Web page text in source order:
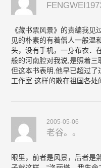
《藏书票风景》的责编我
见的朴素的有着僧人一般温
头，没有手机，一身布衣．
般的河南腔对我说,是照着三
但这本书表明,他早已超过
工作室.这样的散在祖国各处
2005-05-06
老谷。。
眼里，前者是风景，后者是